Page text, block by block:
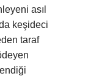
asıl
keşideci
taraf